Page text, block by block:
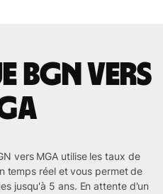
BGN vers
vers MGA utilise les taux de
temps réel et vous permet de
jusqu'à 5 ans. En attente d'un